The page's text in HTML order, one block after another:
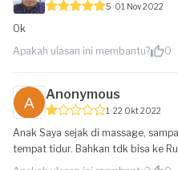
5 01 Nov 2022
Ok
Apakah ulasan ini membantu?
0
Anonymous
1 22 Okt 2022
Anak Saya sejak di massage,
tempat tidur. Bahkan tdk bisa ke